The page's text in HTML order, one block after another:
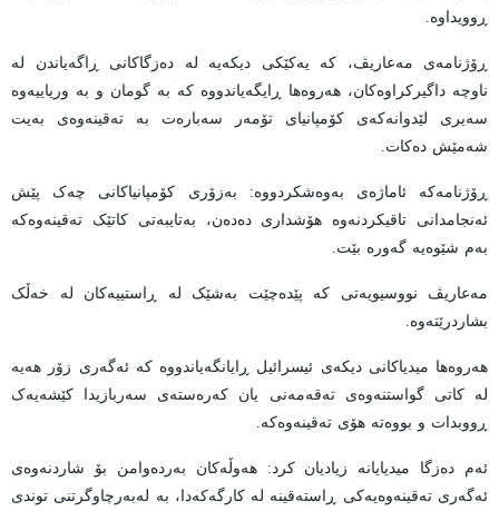
ڕوویداوە.
ڕۆژنامەی مەعاریڤ، کە یەکێکی دیکەیە لە دەزگاکانی ڕاگەیاندن لە
ناوچە داگیرکراوەکان، هەروەها ڕایگەیاندووە کە بە گومان و بە وریاییەوە
سەیری لێدوانەکەی کۆمپانیای تۆمەر سەبارەت بە تەقینەوەی بەیت
شەمێش دەکات.
ڕۆژنامەکە ئاماژەی بەوەشکردووە: بەزۆری کۆمپانیاکانی چەک پێش
ئەنجامدانی تاقیکردنەوە هۆشداری دەدەن، بەتایبەتی کاتێک تەقینەوەکە
بەم شێوەیە گەورە بێت.
مەعاریڤ نووسیویەتی کە پێدەچێت بەشێک لە ڕاستییەکان لە خەڵک
بشاردرێتەوە.
هەروەها میدیاکانی دیکەی ئیسرائیل ڕایانگەیاندووە کە ئەگەری زۆر هەیە
لە کاتی گواستنەوەی تەقەمەنی یان کەرەستەی سەربازیدا کێشەیەک
ڕووبدات و بووەتە هۆی تەقینەوەکە.
ئەم دەزگا میدیایانە زیادیان کرد: هەوڵەکان بەردەوامن بۆ شاردنەوەی
ئەگەری تەقینەوەیەکی ڕاستەقینە لە کارگەکەدا، بە لەبەرچاوگرتنی توندی